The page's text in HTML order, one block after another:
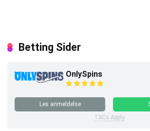
Betting Sider
OnlySpins
Les anmeldelse
T&Cs Apply